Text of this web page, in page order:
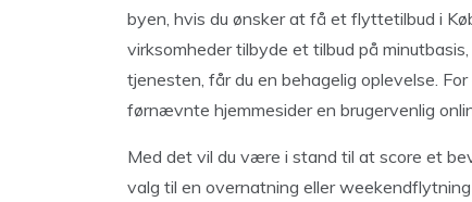
byen, hvis du ønsker at få et flyttetilbud i
virksomheder tilbyde et tilbud på
tjenesten, får du en behagelig oplevelse.
førnævnte hjemmesider en brugervenlig
Med det vil du være i stand til at score et
valg til en overnatning eller